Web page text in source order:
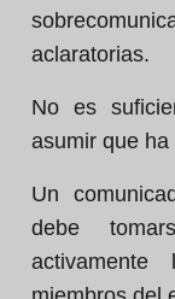
aclaratorias.
No es
asumir que
Un
debe